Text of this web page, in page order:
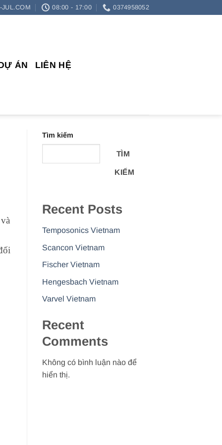
JUL.COM 08:00 - 17:00 0374958052
ÁN LIÊN HỆ
Tìm kiếm
TÌM
KIẾM
Recent Posts
Temposonics Vietnam
Scancon Vietnam
Fischer Vietnam
Hengesbach Vietnam
Varvel Vietnam
Recent
Comments
Không có bình luận nào để
hiển thị.